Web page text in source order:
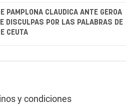
PAMPLONA CLAUDICA ANTE GEROA
DISCULPAS POR LAS PALABRAS DE
CEUTA
y condiciones